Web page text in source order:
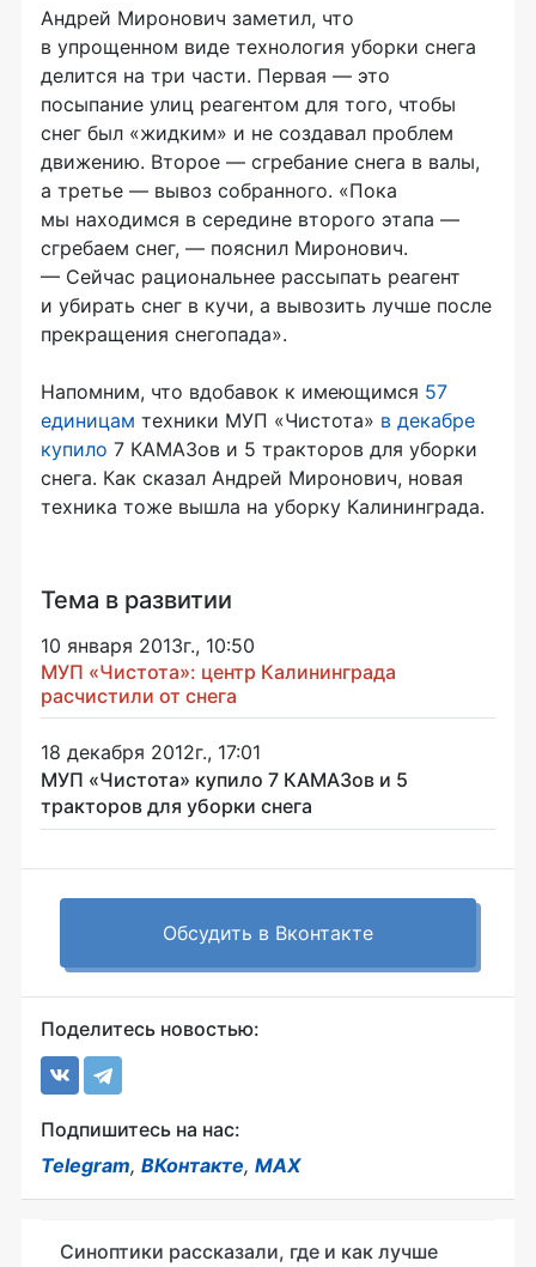
Андрей Миронович заметил, что
в упрощенном виде технология уборки снега
делится на три части. Первая — это
посыпание улиц реагентом для того, чтобы
снег был «жидким» и не создавал проблем
движению. Второе — сгребание снега в валы,
а третье — вывоз собранного. «Пока
мы находимся в середине второго этапа —
сгребаем снег, — пояснил Миронович.
— Сейчас рациональнее рассыпать реагент
и убирать снег в кучи, а вывозить лучше после
прекращения снегопада».
Напомним, что вдобавок к имеющимся 57
единицам техники МУП «Чистота» в декабре
купило 7 КАМАЗов и 5 тракторов для уборки
снега. Как сказал Андрей Миронович, новая
техника тоже вышла на уборку Калининграда.
Тема в развитии
10 января 2013г., 10:50
МУП «Чистота»: центр Калининграда
расчистили от снега
18 декабря 2012г., 17:01
МУП «Чистота» купило 7 КАМАЗов и 5
тракторов для уборки снега
Обсудить в Вконтакте
Поделитесь новостью:
Подпишитесь на нас:
Telegram, ВКонтакте, MAX
Синоптики рассказали, где и как лучше